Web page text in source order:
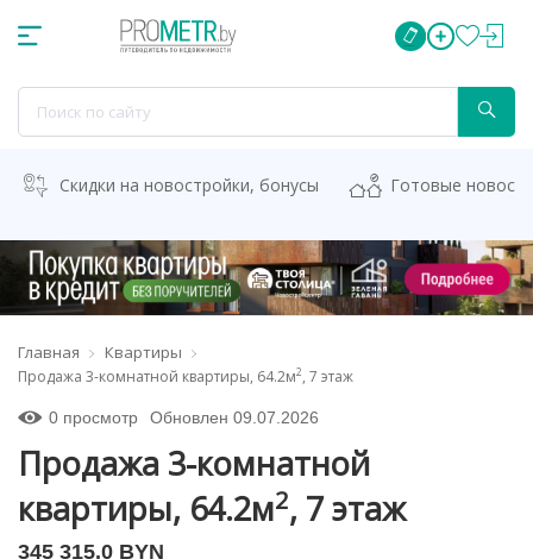
Скидки на новостройки, бонусы Готовые
Главная Квартиры
Продажа 3-комнатной квартиры, 64.2м2, 7 этаж
0 просмотр Обновлен 09.07.2026
Продажа 3-комнатной
квартиры, 64.2м2, 7 этаж
345 315.0 BYN